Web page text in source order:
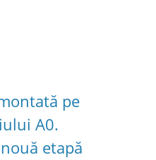
pe
A0.
etapă